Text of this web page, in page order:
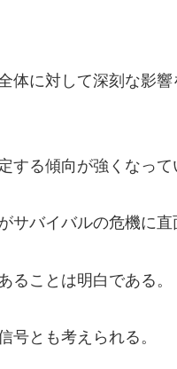
体に対して深刻な影
る傾向が強くなって
サバイバルの危機に直
ることは明白である。
号とも考えられる。